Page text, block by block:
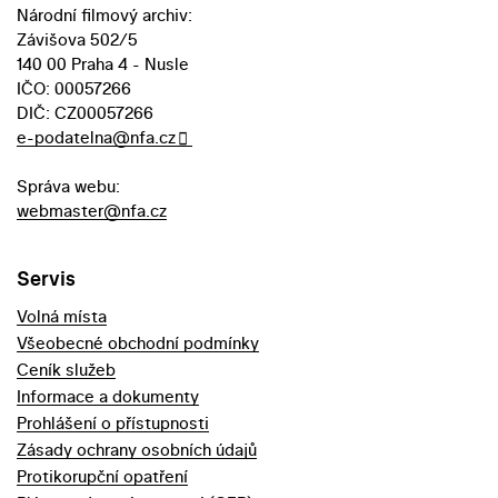
Národní filmový archiv:
Závišova 502/5
140 00 Praha 4 - Nusle
IČO: 00057266
DIČ: CZ00057266
e-podatelna@nfa.cz
Správa webu:
webmaster@nfa.cz
Servis
Volná místa
Všeobecné obchodní podmínky
Ceník služeb
Informace a dokumenty
Prohlášení o přístupnosti
Zásady ochrany osobních údajů
Protikorupční opatření